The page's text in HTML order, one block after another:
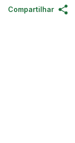
Compartilhar